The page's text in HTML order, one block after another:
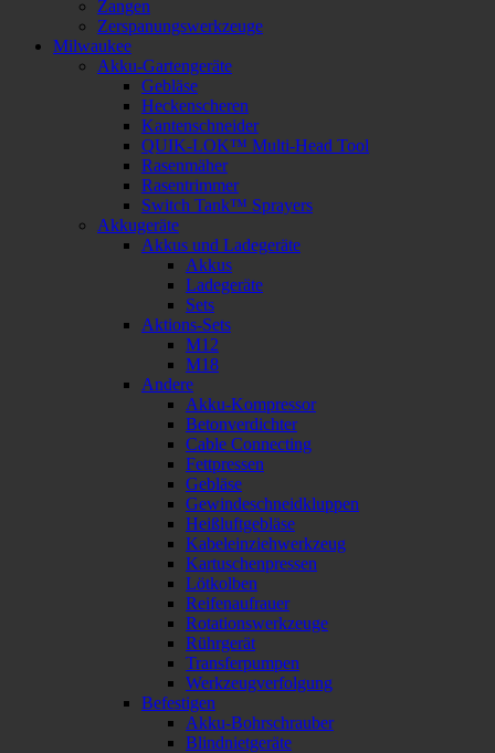
Zangen
Zerspanungswerkzeuge
Milwaukee
Akku-Gartengeräte
Gebläse
Heckenscheren
Kantenschneider
QUIK-LOK™ Multi-Head Tool
Rasenmäher
Rasentrimmer
Switch Tank™ Sprayers
Akkugeräte
Akkus und Ladegeräte
Akkus
Ladegeräte
Sets
Aktions-Sets
M12
M18
Andere
Akku-Kompressor
Betonverdichter
Cable Connecting
Fettpressen
Gebläse
Gewindeschneidkluppen
Heißluftgebläse
Kabeleinziehwerkzeug
Kartuschenpressen
Lötkolben
Reifenaufrauer
Rotationswerkzeuge
Rührgerät
Transferpumpen
Werkzeugverfolgung
Befestigen
Akku-Bohrschrauber
Blindnietgeräte